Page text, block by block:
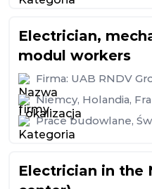
Electrician,
modul workers
Firma: UAB RNDV
Niemcy, Holandia,
Prace budowlane,
Electrician in the